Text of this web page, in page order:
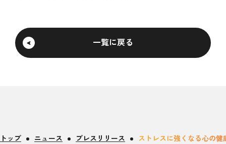
一覧に戻る
トップ ニュース プレスリリース ストレスに強くなる心の